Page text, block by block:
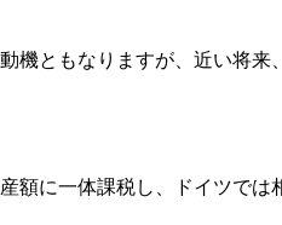
機ともなりますが、近い将来
額に一体課税し、ドイツでは